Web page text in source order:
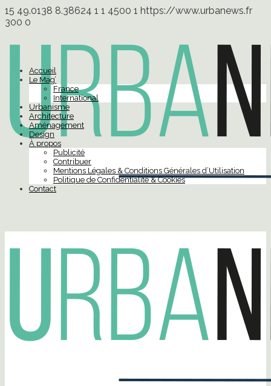
15 49.0138 8.38624 1 1 4500 1 https://www.urbanews.fr
300 0
Accueil
Le Mag’
France
International
Urbanisme
Architecture
Aménagement
Design
À propos
Publicité
Contribuer
Mentions Légales & Conditions Générales d’Utilisation
Politique de Confidentialité & Cookies
Contact